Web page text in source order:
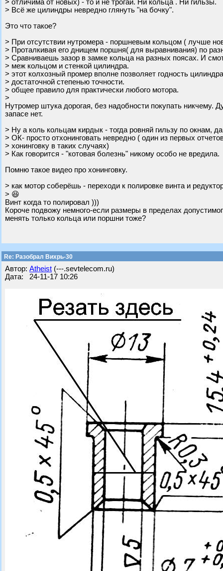
> отличима от новых) - то и не трогай. Ни кольца . Ни гильзы.
> Всё же цилиндры невредно глянуть "на бочку".
Это что такое?
> При отсутствии нутромера - поршневым кольцом ( лучше
> Проталкивая его днищем поршня( для выравнивания) по
> Сравниваешь зазор в замке кольца на разных поясах. И
> меж кольцом и стенкой цилиндра.
> этот колхозный промер вполне позволяет годность
> достаточной степенью точности.
> общее правило для практически любого мотора.
>
Нутромер штука дорогая, без надобности покупать
запасе нет.
> Ну а коль кольцам кирдык - тогда ровняй гильзу по окнам,
> ОК- просто отхонинговать невредно ( один из первых
> хонинговку в таких случаях)
> Как говорится - "котовая болезнь" никому особо не вредила.
Помню такое видео про хонинговку.
> как мотор соберёшь - переходи к полировке винта и
> 😆
Винт когда то полировал )))
Короче подвожу немного-если размеры в пределах
менять только кольца или поршни тоже?
Re: Разобрал Вихрь-30
Автор: Atheist (---.sevtelecom.ru)
Дата: 24-11-17 10:26